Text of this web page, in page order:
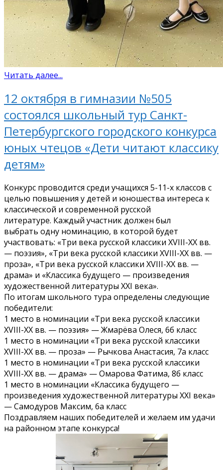
Читать далее...
12 октября в гимназии №505
состоялся школьный тур Санкт-
Петербургского городского конкурса
юных чтецов «Дети читают классику
детям»
Конкурс проводится среди учащихся 5-11-х классов с
целью повышения у детей и юношества интереса к
классической и современной русской
литературе. Каждый участник должен был
выбрать одну номинацию, в которой будет
участвовать: «Три века русской классики XVIII-XX вв.
— поэзия», «Три века русской классики XVIII-XX вв. —
проза», «Три века русской классики XVIII-XX вв. —
драма» и «Классика будущего — произведения
художественной литературы XXI века».
По итогам школьного тура определены следующие
победители:
1 место в номинации «Три века русской классики
XVIII-XX вв. — поэзия» — Жмарёва Олеся, 6б класс
1 место в номинации «Три века русской классики
XVIII-XX вв. — проза» — Рычкова Анастасия, 7а класс
1 место в номинации «Три века русской классики
XVIII-XX вв. — драма» — Омарова Фатима, 8б класс
1 место в номинации «Классика будущего —
произведения художественной литературы XXI века»
— Самодуров Максим, 6а класс
Поздравляем наших победителей и желаем им удачи
на районном этапе конкурса!